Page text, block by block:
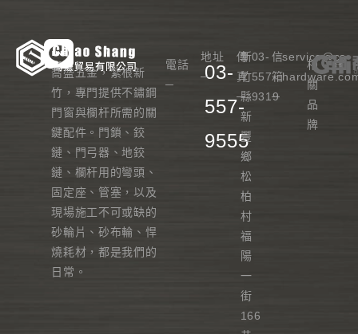
喬盛五金，紮根新
竹，專門提供不鏽鋼
門窗與欄杆所需的關
鍵配件。門鎖、鉸
鏈、門弓器、地鉸
鏈、欄杆用的彎頭、
固定座、管塞，以及
現場施工不可或缺的
砂輪片、砂布輪、悍
燒耗材，都是我們的
日常。
電話
─
03-
557-
9555
地址
─
新
竹
縣
新
豐
鄉
松
柏
村
福
陽
一
街
166
傳
真
─
03-
557-
9319
信
箱
─
service@cs-
相
關
品
牌